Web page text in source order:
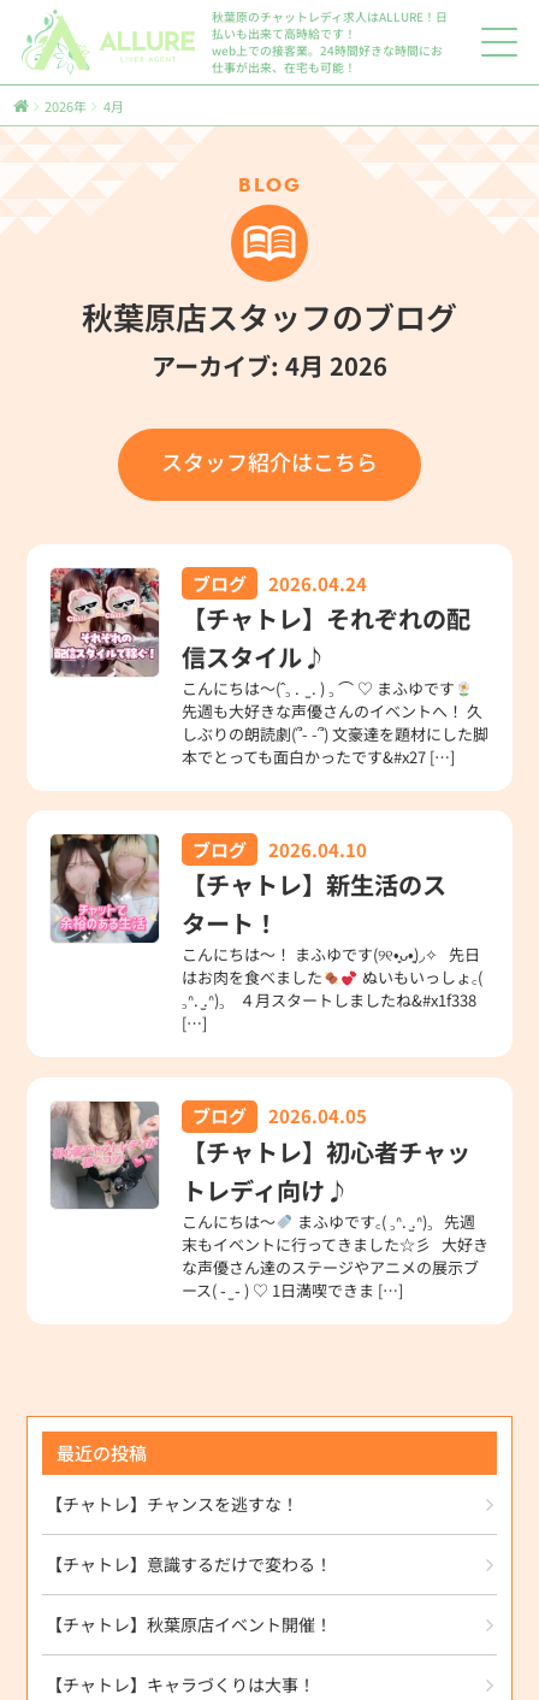
秋葉原のチャットレディ求人はALLURE！日
払いも出来て高時給です！
web上での接客業。24時間好きな時間にお
仕事が出来、在宅も可能！
2026年 4月
BLOG
秋葉原店スタッフのブログ
アーカイブ: 4月 2026
スタッフ紹介はこちら
ブログ 2026.04.24
【チャトレ】それぞれの配
信スタイル♪
こんにちは～(ˆ꜆ . ̫ . ) ꜆ ⌒ ♡ まふゆです
先週も大好きな声優さんのイベントへ！ 久
しぶりの朗読劇(՞- -՞) 文豪達を題材にした脚
本でとっても面白かったです&#x27 […]
ブログ 2026.04.10
【チャトレ】新生活のス
タート！
こんにちは～！ まふゆです(୨୧•͈ᴗ•͈)◞✧ 先日
はお肉を食べました
ぬいもいっしょ꜀(
꜆ᐢ. ̫.ᐢ)꜆ ‎ ４月スタートしましたね&#x1f338
[…]
ブログ 2026.04.05
【チャトレ】初心者チャッ
トレディ向け♪
こんにちは～
まふゆです꜀( ꜆ᐢ. ̫.ᐢ)꜆ 先週
末もイベントに行ってきました☆彡 大好き
な声優さん達のステージやアニメの展示ブ
ース( ֊ ̫ ֊ ) ♡ 1日満喫できま […]
最近の投稿
【チャトレ】チャンスを逃すな！
【チャトレ】意識するだけで変わる！
【チャトレ】秋葉原店イベント開催！
【チャトレ】キャラづくりは大事！